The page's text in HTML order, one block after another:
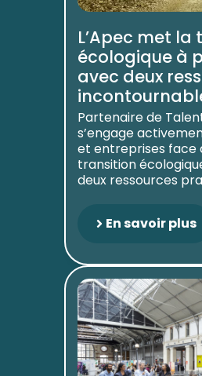
L’Apec met
écologique à
avec deux
Partenaire de
s’engage
et entreprises face
transition
deux ressources
En savoir plus